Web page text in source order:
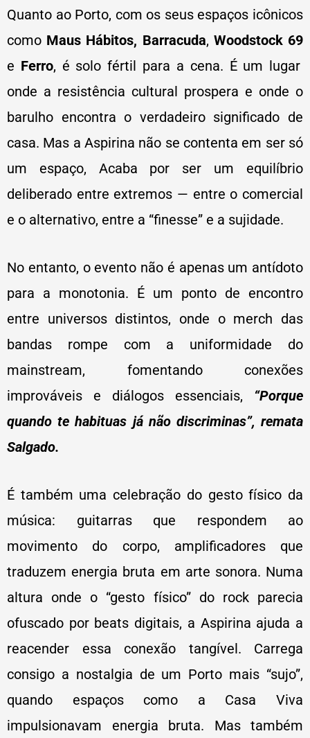
Quanto ao Porto, com os seus espaços icônicos
como Maus Hábitos, Barracuda, Woodstock 69
e Ferro, é solo fértil para a cena. É um lugar
onde a resistência cultural prospera e onde o
barulho encontra o verdadeiro significado de
casa. Mas a Aspirina não se contenta em ser só
um espaço, Acaba por ser um equilíbrio
deliberado entre extremos — entre o comercial
e o alternativo, entre a “finesse” e a sujidade.
No entanto, o evento não é apenas um antídoto
para a monotonia. É um ponto de encontro
entre universos distintos, onde o merch das
bandas rompe com a uniformidade do
mainstream, fomentando conexões
improváveis e diálogos essenciais, “Porque
quando te habituas já não discriminas”, remata
Salgado.
É também uma celebração do gesto físico da
música: guitarras que respondem ao
movimento do corpo, amplificadores que
traduzem energia bruta em arte sonora. Numa
altura onde o “gesto físico” do rock parecia
ofuscado por beats digitais, a Aspirina ajuda a
reacender essa conexão tangível. Carrega
consigo a nostalgia de um Porto mais “sujo”,
quando espaços como a Casa Viva
impulsionavam energia bruta. Mas também